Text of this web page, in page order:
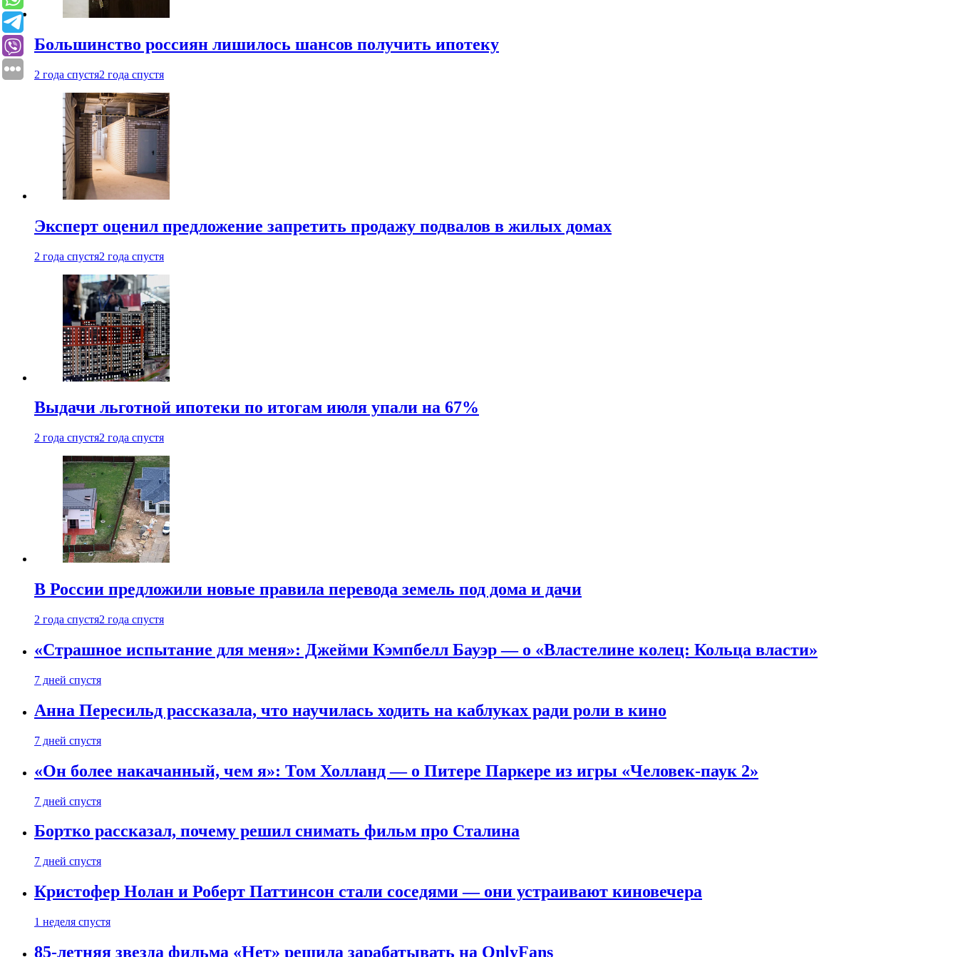
Большинство россиян лишилось шансов получить ипотеку
2 года спустя2 года спустя
Эксперт оценил предложение запретить продажу подвалов в жилых домах
2 года спустя2 года спустя
Выдачи льготной ипотеки по итогам июля упали на 67%
2 года спустя2 года спустя
В России предложили новые правила перевода земель под дома и дачи
2 года спустя2 года спустя
«Страшное испытание для меня»: Джейми Кэмпбелл Бауэр — о «Властелине колец: Кольца власти»
7 дней спустя
Анна Пересильд рассказала, что научилась ходить на каблуках ради роли в кино
7 дней спустя
«Он более накачанный, чем я»: Том Холланд — о Питере Паркере из игры «Человек-паук 2»
7 дней спустя
Бортко рассказал, почему решил снимать фильм про Сталина
7 дней спустя
Кристофер Нолан и Роберт Паттинсон стали соседями — они устраивают киновечера
1 неделя спустя
85-летняя звезда фильма «Нет» решила зарабатывать на OnlyFans